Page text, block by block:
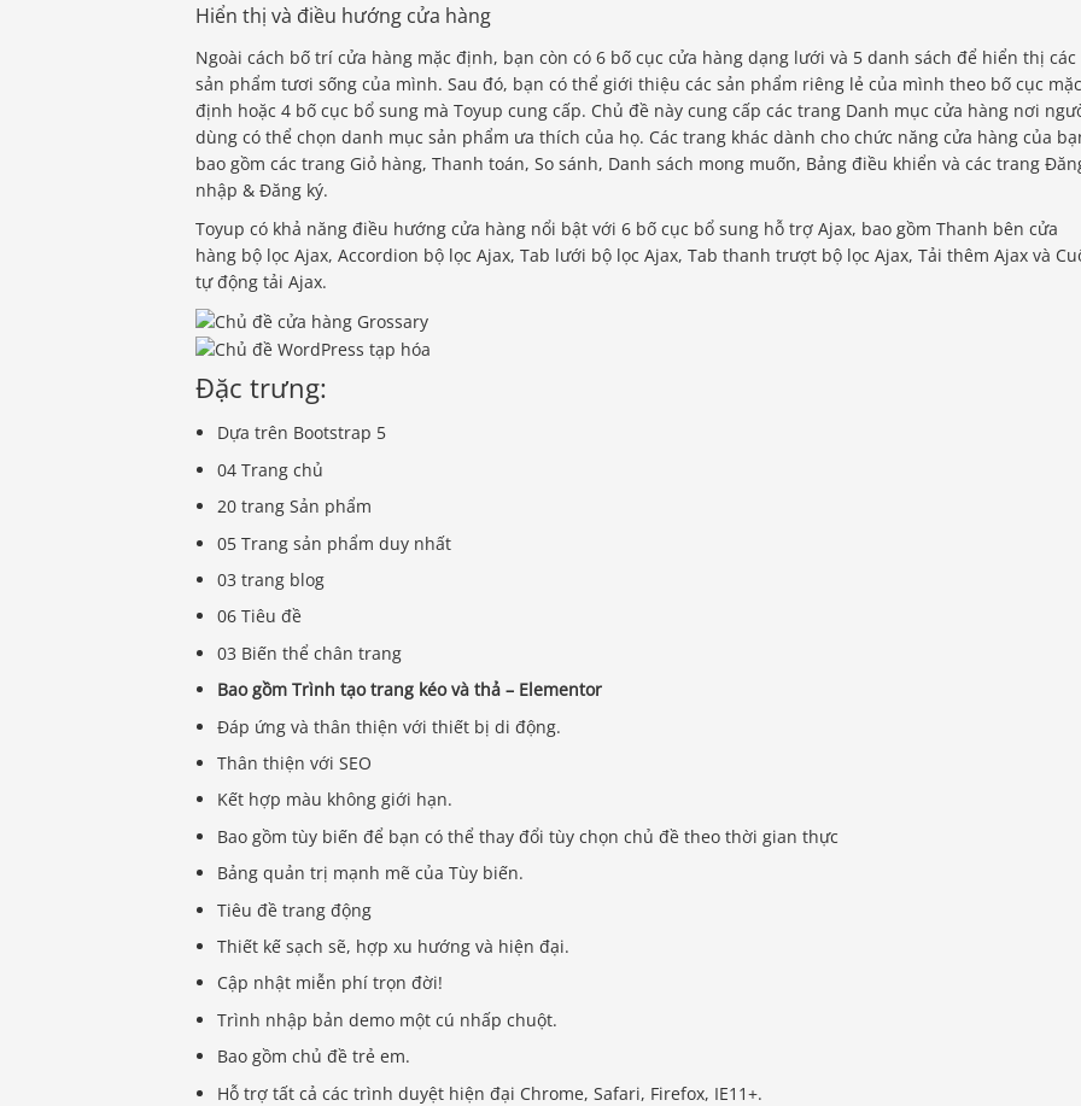
Hiển thị và điều hướng cửa hàng
Ngoài cách bố trí cửa hàng mặc định, bạn còn có 6 bố cục cửa hàng dạng lưới và 5 danh sách để hiển thị các
sản phẩm tươi sống của mình. Sau đó, bạn có thể giới thiệu các sản phẩm riêng lẻ của mình theo bố cục mặc
định hoặc 4 bố cục bổ sung mà Toyup cung cấp. Chủ đề này cung cấp các trang Danh mục cửa hàng nơi
dùng có thể chọn danh mục sản phẩm ưa thích của họ. Các trang khác dành cho chức năng cửa hàng của
bao gồm các trang Giỏ hàng, Thanh toán, So sánh, Danh sách mong muốn, Bảng điều khiển và các trang
nhập & Đăng ký.
Toyup có khả năng điều hướng cửa hàng nổi bật với 6 bố cục bổ sung hỗ trợ Ajax, bao gồm Thanh bên cửa
hàng bộ lọc Ajax, Accordion bộ lọc Ajax, Tab lưới bộ lọc Ajax, Tab thanh trượt bộ lọc Ajax, Tải thêm Ajax và
tự động tải Ajax.
Đặc trưng:
Dựa trên Bootstrap 5
04 Trang chủ
20 trang Sản phẩm
05 Trang sản phẩm duy nhất
03 trang blog
06 Tiêu đề
03 Biến thể chân trang
Bao gồm Trình tạo trang kéo và thả – Elementor
Đáp ứng và thân thiện với thiết bị di động.
Thân thiện với SEO
Kết hợp màu không giới hạn.
Bao gồm tùy biến để bạn có thể thay đổi tùy chọn chủ đề theo thời gian thực
Bảng quản trị mạnh mẽ của Tùy biến.
Tiêu đề trang động
Thiết kế sạch sẽ, hợp xu hướng và hiện đại.
Cập nhật miễn phí trọn đời!
Trình nhập bản demo một cú nhấp chuột.
Bao gồm chủ đề trẻ em.
Hỗ trợ tất cả các trình duyệt hiện đại Chrome, Safari, Firefox, IE11+.